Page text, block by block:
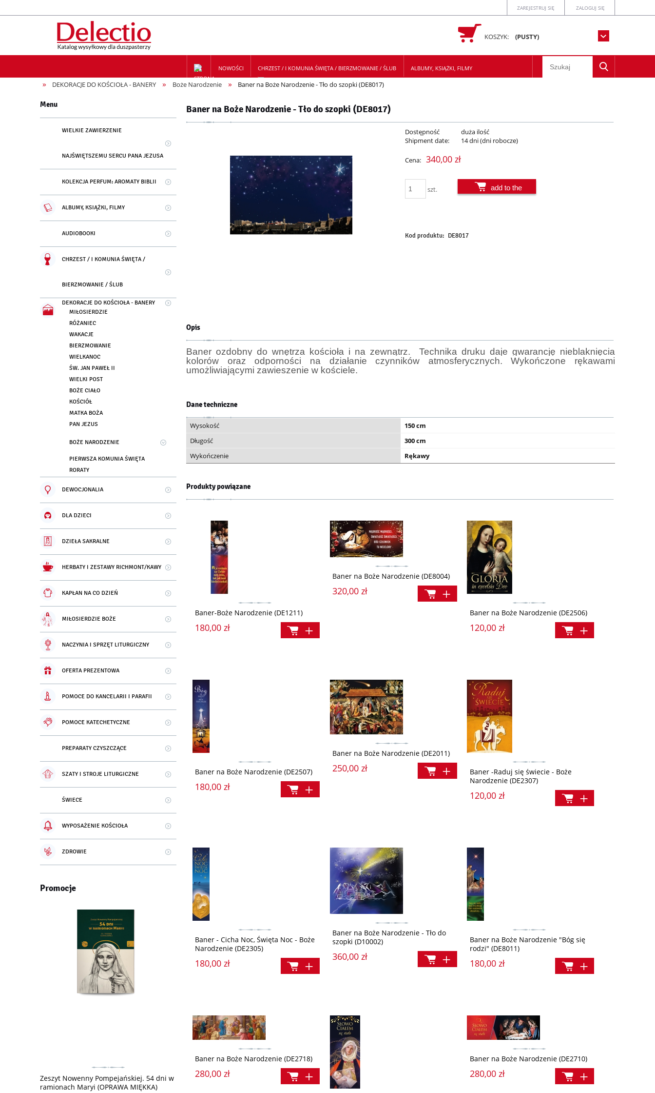
ZAREJESTRUJ SIĘ ZALOGUJ SIĘ
KOSZYK: (PUSTY)
NOWOŚCI CHRZEST / I KOMUNIA ŚWIĘTA / BIERZMOWANIE / ŚLUB ALBUMY, KSIĄŻKI, FILMY
» DEKORACJE DO KOŚCIOŁA - BANERY » Boże Narodzenie » Baner na Boże Narodzenie - Tło do szopki (DE8017)
Menu
WIELKIE ZAWIERZENIE
NAJŚWIĘTSZEMU SERCU PANA JEZUSA
KOLEKCJA PERFUM: AROMATY BIBLII
ALBUMY, KSIĄŻKI, FILMY
AUDIOBOOKI
CHRZEST / I KOMUNIA ŚWIĘTA /
BIERZMOWANIE / ŚLUB
DEKORACJE DO KOŚCIOŁA - BANERY
MIŁOSIERDZIE
RÓŻANIEC
WAKACJE
BIERZMOWANIE
WIELKANOC
ŚW. JAN PAWEŁ II
WIELKI POST
BOŻE CIAŁO
KOŚCIÓŁ
MATKA BOŻA
PAN JEZUS
BOŻE NARODZENIE
PIERWSZA KOMUNIA ŚWIĘTA
RORATY
DEWOCJONALIA
DLA DZIECI
DZIEŁA SAKRALNE
HERBATY I ZESTAWY RICHMONT/KAWY
KAPŁAN NA CO DZIEŃ
MIŁOSIERDZIE BOŻE
NACZYNIA I SPRZĘT LITURGICZNY
OFERTA PREZENTOWA
POMOCE DO KANCELARII I PARAFII
POMOCE KATECHETYCZNE
PREPARATY CZYSZCZĄCE
SZATY I STROJE LITURGICZNE
ŚWIECE
WYPOSAŻENIE KOŚCIOŁA
ZDROWIE
Promocje
Zeszyt Nowenny Pompejańskiej. 54 dni w
ramionach Maryi (OPRAWA MIĘKKA)
Biblia opowiedziana (The Story)
Sprawdziany. Ze św. Stanisławem Kostką
przez Wielki Post. Moje drogi krzyżowe
Różaniec Róż Żywego Różańca (S0193G) Rodzina Bogiem
Baner na Boże Narodzenie - Tło do szopki (DE8017)
Dostępność
duża ilość
Shipment date:
14 dni (dni robocze)
Cena: 340,00 zł
szt.
add to the
Kod produktu: DE8017
Opis
Baner ozdobny do wnętrza kościoła i na zewnątrz. Technika druku daje gwarancję nieblaknięcia
kolorów oraz odporności na działanie czynników atmosferycznych. Wykończone rękawami
umożliwiającymi zawieszenie w kościele.
Dane techniczne
Wysokość
150 cm
Długość
300 cm
Wykończenie
Rękawy
Produkty powiązane
Baner-Boże Narodzenie (DE1211)
180,00 zł
Baner na Boże Narodzenie (DE8004)
320,00 zł
Baner na Boże Narodzenie (DE2506)
120,00 zł
Baner na Boże Narodzenie (DE2507)
180,00 zł
Baner na Boże Narodzenie (DE2011)
250,00 zł
Baner -Raduj się świecie - Boże
Narodzenie (DE2307)
120,00 zł
Baner - Cicha Noc, Święta Noc - Boże
Narodzenie (DE2305)
180,00 zł
Baner na Boże Narodzenie - Tło do
szopki (D10002)
360,00 zł
Baner na Boże Narodzenie "Bóg się
rodzi" (DE8011)
180,00 zł
Baner na Boże Narodzenie (DE2718)
280,00 zł
Baner na Boże Narodzenie (DE2710)
280,00 zł